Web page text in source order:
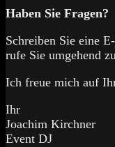
Haben Sie Fragen?
Schreiben Sie eine
rufe Sie umgehend
Ich freue mich auf
Ihr
Joachim Kirchner
Event DJ